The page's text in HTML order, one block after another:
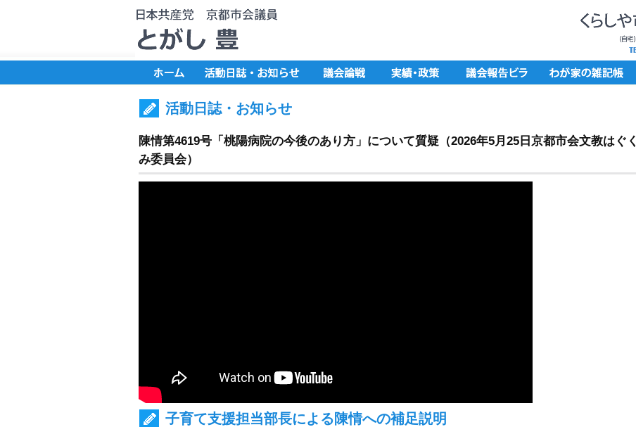
活動日誌・お知らせ
陳情第4619号「桃陽病院の今後のあり方」について質疑（2026年5月25日京都市会文教はぐく
み委員会）
子育て支援担当部長による陳情への補足説明